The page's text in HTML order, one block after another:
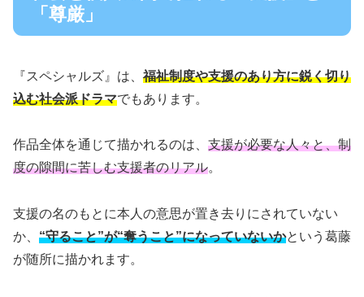
「尊厳」
『スペシャルズ』は、 福祉制度や支援のあり方に鋭く切り
込む社会派ドラマでもあります。
作品全体を通じて描かれるのは、 支援が必要な人々と、制
度の隙間に苦しむ支援者のリアル。
支援の名のもとに本人の意思が置き去りにされていない
か、 “守ること”が“奪うこと”になっていないかという葛藤
が随所に描かれます。